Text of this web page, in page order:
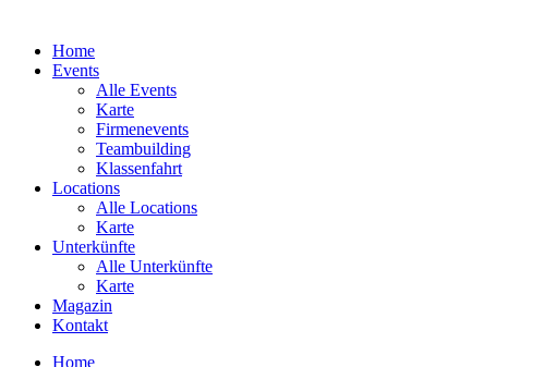
Home
Events
Alle Events
Karte
Firmenevents
Teambuilding
Klassenfahrt
Locations
Alle Locations
Karte
Unterkünfte
Alle Unterkünfte
Karte
Magazin
Kontakt
Home